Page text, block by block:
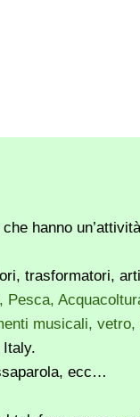
hanno
trasformatori,
musicali,
ecc…